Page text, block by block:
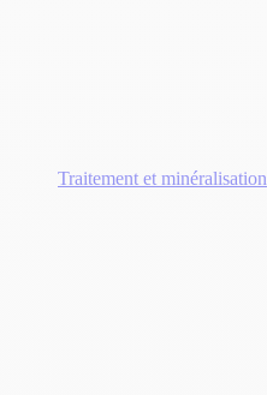
Traitement et minéralisation